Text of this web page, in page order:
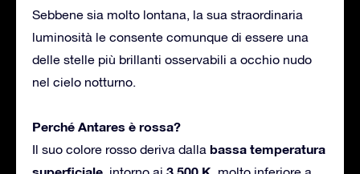
Sebbene sia molto lontana, la sua straordinaria
luminosità le consente comunque di essere una
delle stelle più brillanti osservabili a occhio nudo
nel cielo notturno.
Perché Antares è rossa?
Il suo colore rosso deriva dalla bassa temperatura